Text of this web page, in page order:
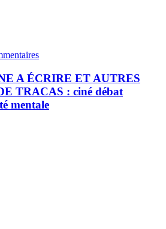
A ÉCRIRE ET AUTRES
TRACAS : ciné débat
mentale